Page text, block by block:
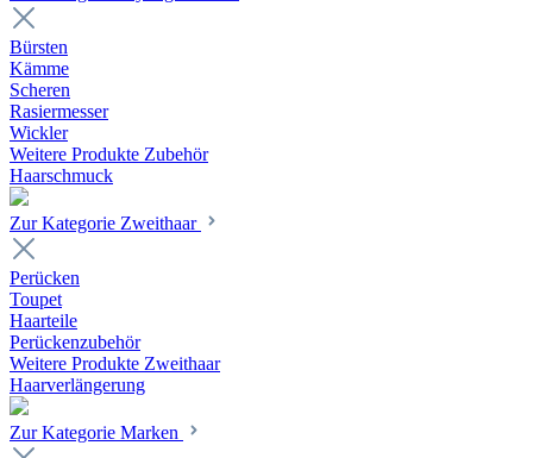
Bürsten
Kämme
Scheren
Rasiermesser
Wickler
Weitere Produkte Zubehör
Haarschmuck
Zur Kategorie Zweithaar
Perücken
Toupet
Haarteile
Perückenzubehör
Weitere Produkte Zweithaar
Haarverlängerung
Zur Kategorie Marken